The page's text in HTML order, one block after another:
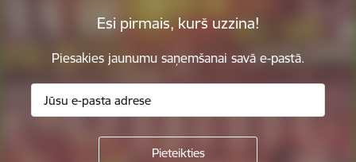
Esi pirmais, kurš uzzina!
Piesakies jaunumu saņemšanai savā e-pastā.